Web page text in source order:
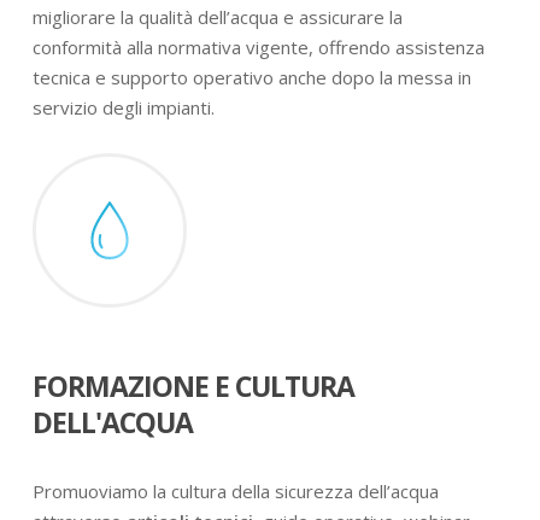
migliorare la qualità dell’acqua e assicurare la
conformità alla normativa vigente, offrendo assistenza
tecnica e supporto operativo anche dopo la messa in
servizio degli impianti.
FORMAZIONE E CULTURA
DELL'ACQUA
Promuoviamo la cultura della sicurezza dell’acqua